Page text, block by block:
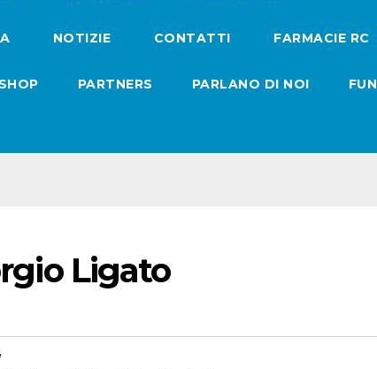
NOTIZIE CONTATTI FARMACIE RC
SHOP PARTNERS PARLANO DI NOI
Ligato
,